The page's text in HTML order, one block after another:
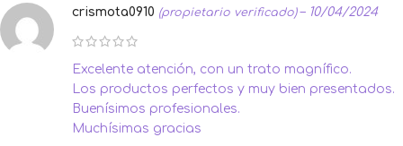
crismota0910 (propietario verificado) – 10/04/2024
Excelente atención, con un trato magnífico.
Los productos perfectos y muy bien presentados.
Buenísimos profesionales.
Muchísimas gracias